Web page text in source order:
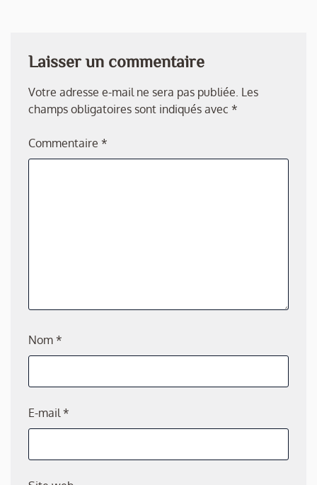
Laisser un commentaire
Votre adresse e-mail ne sera pas publiée. Les
champs obligatoires sont indiqués avec *
Commentaire *
Nom *
E-mail *